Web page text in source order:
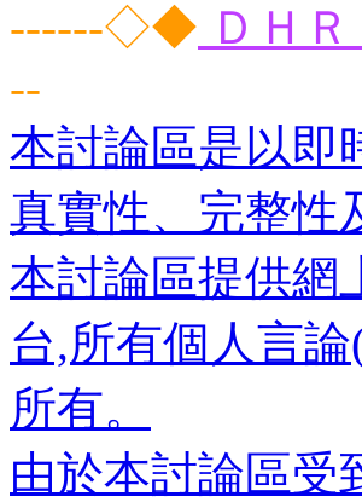
------◇◆ ＤＨ
--
本討論區是以即
真實性、完整性
本討論區提供網
台,所有個人言
所有。
由於本討論區受